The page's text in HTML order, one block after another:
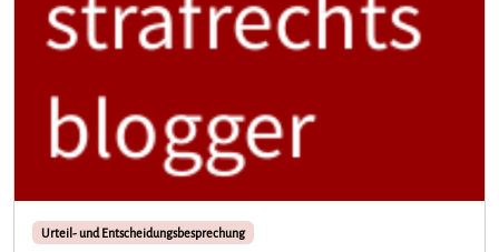
Urteil- und Entscheidungsbesprechung